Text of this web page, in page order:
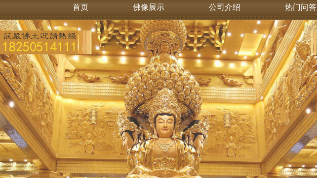
首页 佛像展示 公司介绍 热门问答